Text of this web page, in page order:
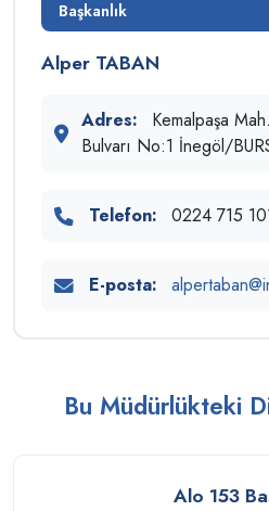
Başkanlık
Alper TABAN
Adres:
Kemalpaşa
Bulvarı No:1 İnegöl/
Telefon: 0224 715
E-posta:
Bu Müdürlükteki
Alo 153